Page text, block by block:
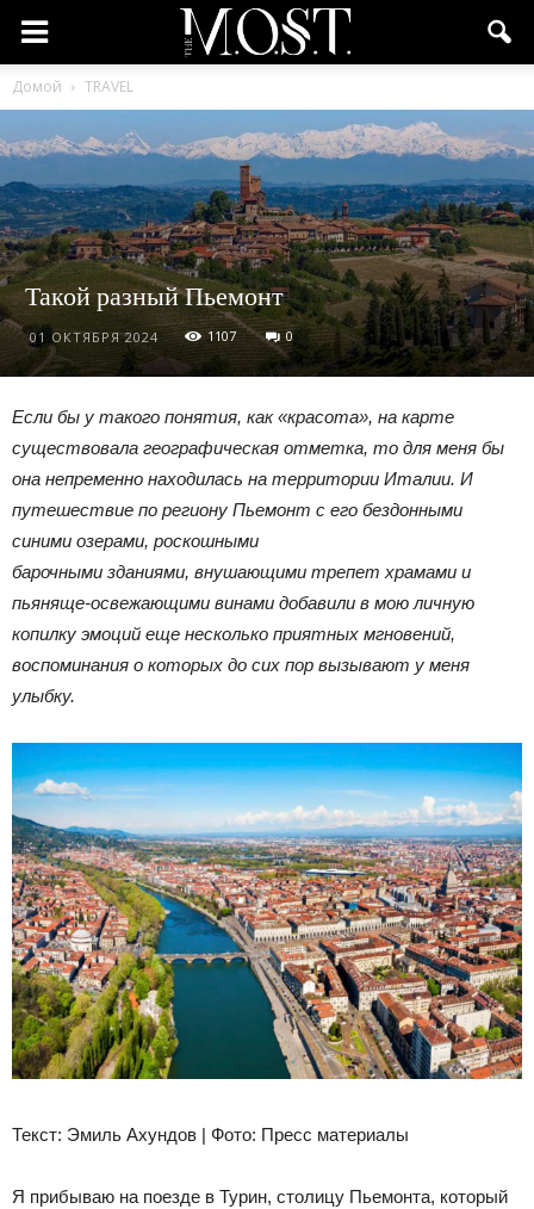
Домой TRAVEL
Такой разный Пьемонт
01 ОКТЯБРЯ 2024 1107 0
Если бы у такого понятия, как «красота», на карте
существовала географическая отметка, то для меня бы
она непременно находилась на территории Италии. И
путешествие по региону Пьемонт с его бездонными
синими озерами, роскошными
барочными зданиями, внушающими трепет храмами и
пьяняще-освежающими винами добавили в мою личную
копилку эмоций еще несколько приятных мгновений,
воспоминания о которых до сих пор вызывают у меня
улыбку.
Текст: Эмиль Ахундов | Фото: Пресс материалы
Я прибываю на поезде в Турин, столицу Пьемонта, который